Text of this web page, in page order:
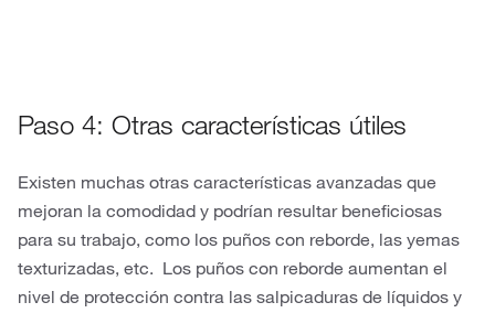
Paso 4: Otras características útiles
Existen muchas otras características avanzadas que
mejoran la comodidad y podrían resultar beneficiosas
para su trabajo, como los puños con reborde, las yemas
texturizadas, etc. Los puños con reborde aumentan el
nivel de protección contra las salpicaduras de líquidos y